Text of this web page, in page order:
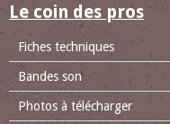
Le coin des pros
Fiches techniques
Bandes son
Photos à télécharger